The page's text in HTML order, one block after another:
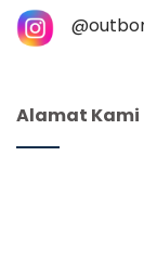
Alamat Kami